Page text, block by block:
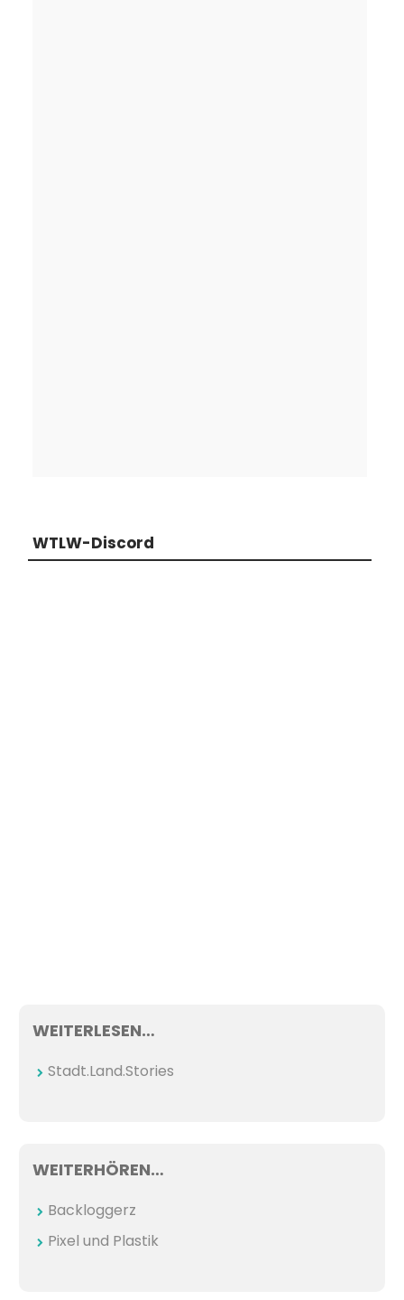
WTLW-Discord
WEITERLESEN…
Stadt.Land.Stories
WEITERHÖREN…
Backloggerz
Pixel und Plastik